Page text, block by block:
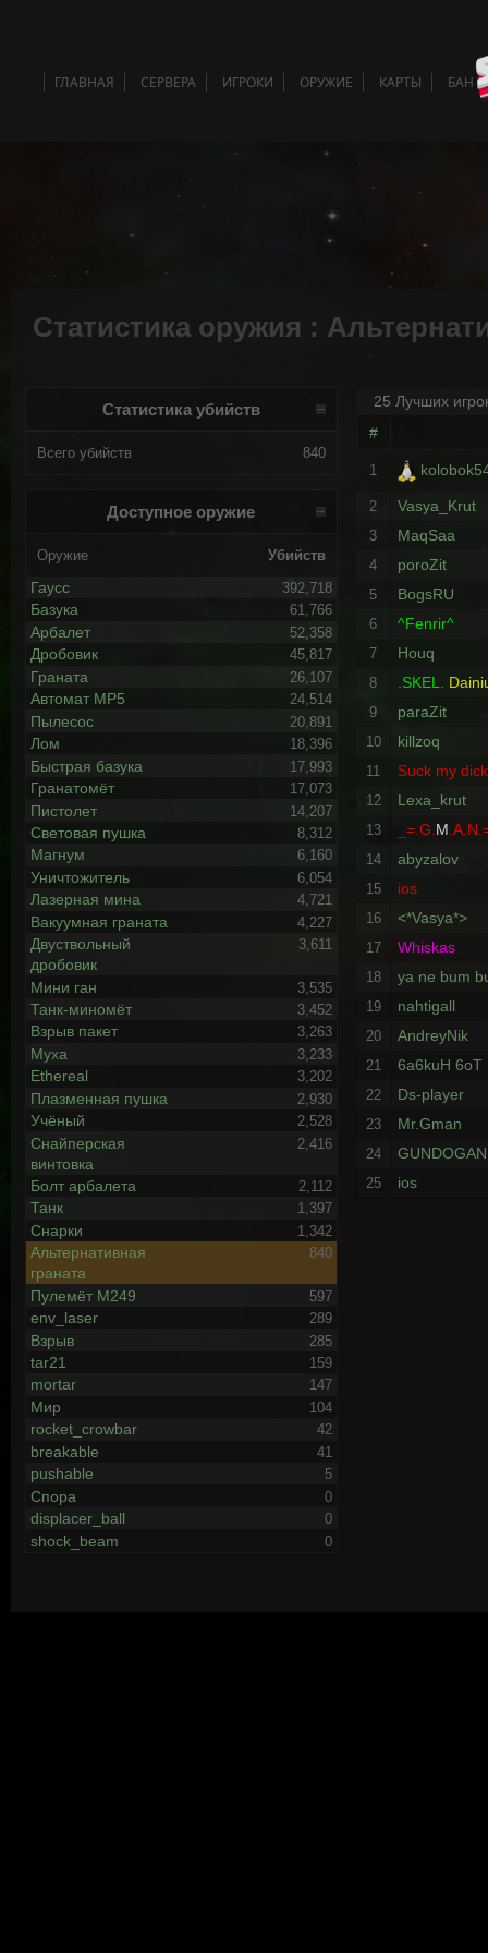
ГЛАВНАЯ СЕРВЕРА ИГРОКИ ОРУЖИЕ КАРТЫ БАН
Статистика оружия :
Статистика убийств
Всего убийств 840
Доступное оружие
Оружие Убийств
Гаусс 392,718
Базука 61,766
Арбалет 52,358
Дробовик 45,817
Граната 26,107
Автомат MP5 24,514
Пылесос 20,891
Лом 18,396
Быстрая базука 17,993
Гранатомёт 17,073
Пистолет 14,207
Световая пушка 8,312
Магнум 6,160
Уничтожитель 6,054
Лазерная мина 4,721
Вакуумная граната 4,227
Двуствольный
дробовик
3,611
Мини ган 3,535
Танк-миномёт 3,452
Взрыв пакет 3,263
Муха 3,233
Ethereal 3,202
Плазменная пушка 2,930
Учёный 2,528
Снайперская
винтовка
2,416
Болт арбалета 2,112
Танк 1,397
Снарки 1,342
Альтернативная
граната
840
Пулемёт М249 597
env_laser 289
Взрыв 285
tar21 159
mortar 147
Мир 104
rocket_crowbar 42
breakable 41
pushable 5
Спора 0
displacer_ball 0
shock_beam 0
25 Лучших
#
1
2 Vasya_Krut
3 MaqSaa
4 poroZit
5 BogsRU
6 ^Fenrir^
7 Houq
8 .SKEL.
9 paraZit
10 killzoq
11 Suck my dick
12 Lexa_krut
13 _=.G. M
14 abyzalov
15 ios
16 <*Vasya*>
17 Whiskas
18 ya ne bum
19 nahtigall
20 AndreyNik
21 6a6kuH 6oT
22 Ds-player
23 Mr.Gman
24 GUNDOGAN
25 ios